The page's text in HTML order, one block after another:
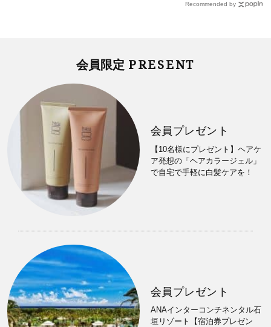
Recommended by
会員限定 PRESENT
会員プレゼント
【10名様にプレゼント】ヘアケ
ア発想の「ヘアカラージェル」
で自宅で手軽に白髪ケアを！
会員プレゼント
ANAインターコンチネンタル石
垣リゾート【宿泊券プレゼン